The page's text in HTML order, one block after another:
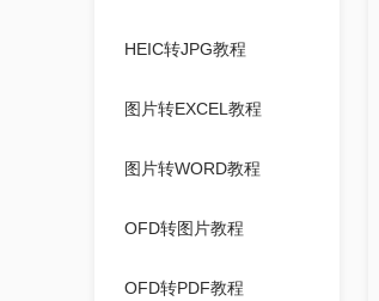
HEIC转JPG教程
图片转EXCEL教程
图片转WORD教程
OFD转图片教程
OFD转PDF教程